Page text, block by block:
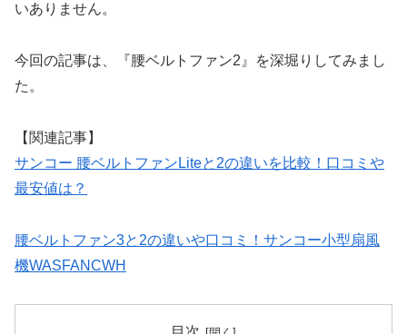
いありません。
今回の記事は、『腰ベルトファン2』を深堀りしてみまし
た。
【関連記事】
サンコー 腰ベルトファンLiteと2の違いを比較！口コミや
最安値は？
腰ベルトファン3と2の違いや口コミ！サンコー小型扇風
機WASFANCWH